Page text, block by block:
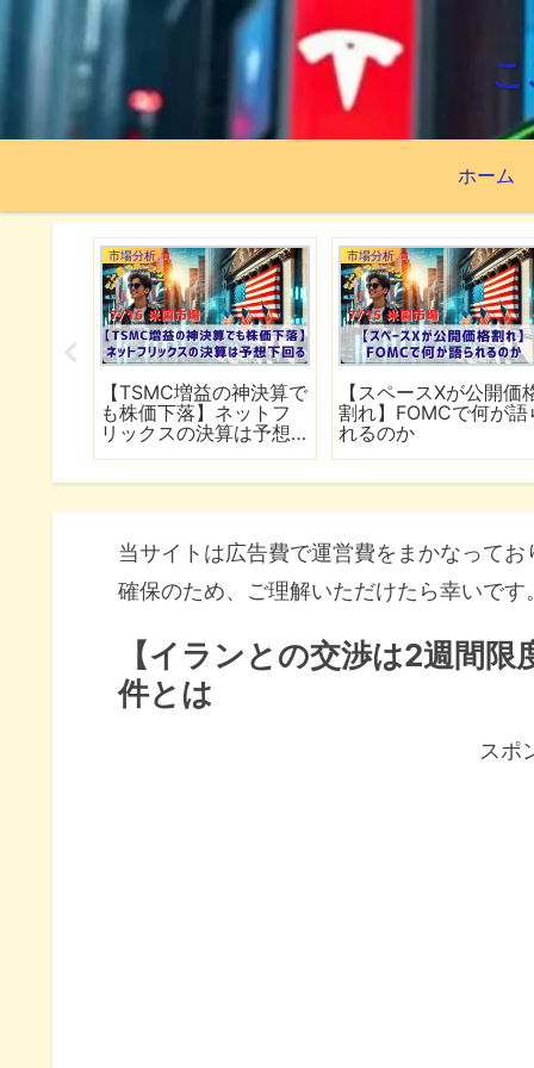
ホーム
市場分析
【TSMC増益の神決算で
も株価下落】ネットフ
リックスの決算は予想
市場分析
【スペースXが公開価
割れ】FOMCで何が語
れるのか
当サイトは広告費で運営費をまかなって
確保のため、ご理解いただけたら幸いです
【イランとの交渉は2週間
件とは
スポ